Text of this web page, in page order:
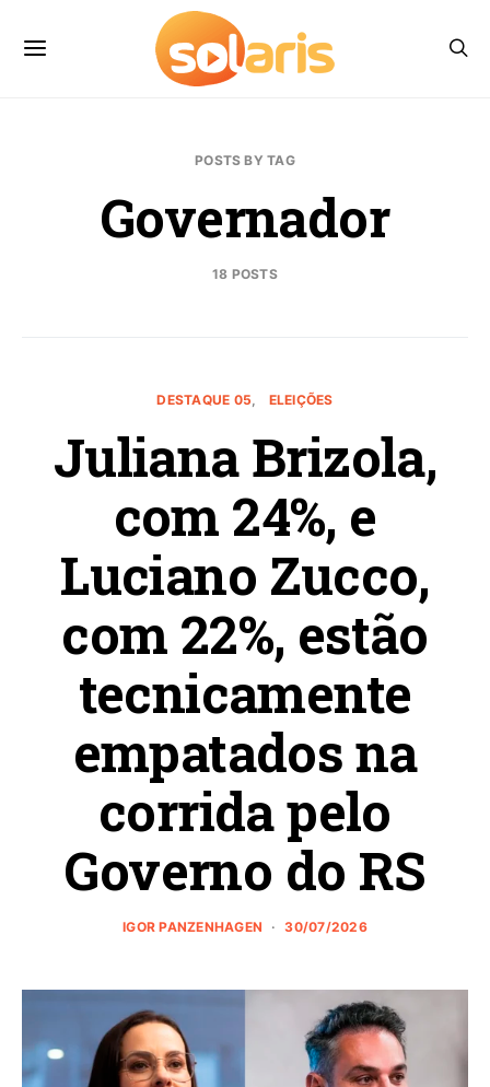
POSTS BY TAG
Governador
18 POSTS
DESTAQUE 05 ELEIÇÕES
Juliana Brizola,
com 24%, e
Luciano Zucco,
com 22%, estão
tecnicamente
empatados na
corrida pelo
Governo do RS
IGOR PANZENHAGEN 30/07/2026